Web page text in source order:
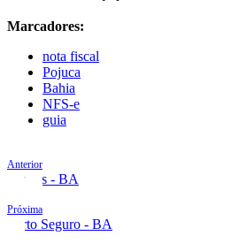
Marcadores:
nota fiscal
Pojuca
Bahia
NFS-e
guia
Anterior
Poções - BA
Próxima
Porto Seguro - BA